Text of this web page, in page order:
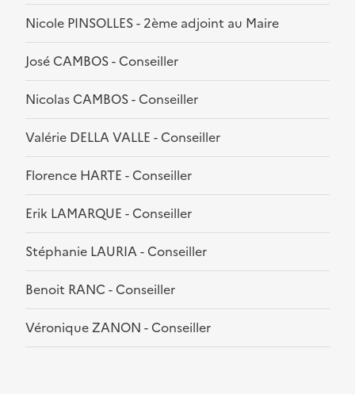
Nicole PINSOLLES - 2ème adjoint au Maire
José CAMBOS - Conseiller
Nicolas CAMBOS - Conseiller
Valérie DELLA VALLE - Conseiller
Florence HARTE - Conseiller
Erik LAMARQUE - Conseiller
Stéphanie LAURIA - Conseiller
Benoit RANC - Conseiller
Véronique ZANON - Conseiller